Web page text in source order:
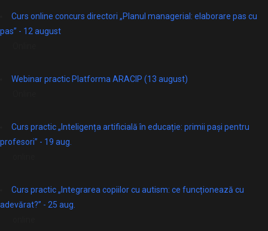
Curs online concurs directori „Planul managerial: elaborare pas cu
pas” - 12 august
Webinar practic Platforma ARACIP (13 august)
Curs practic „Inteligența artificială în educație: primii pași pentru
profesori” - 19 aug.
Curs practic „Integrarea copiilor cu autism: ce funcționează cu
adevărat?” - 25 aug.